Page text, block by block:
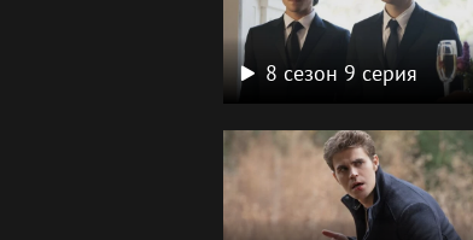
8 сезон 9 серия